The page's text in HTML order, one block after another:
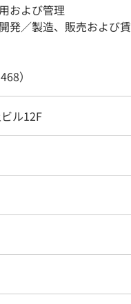
および管理
発／製造、販売および賃
）
ル12F